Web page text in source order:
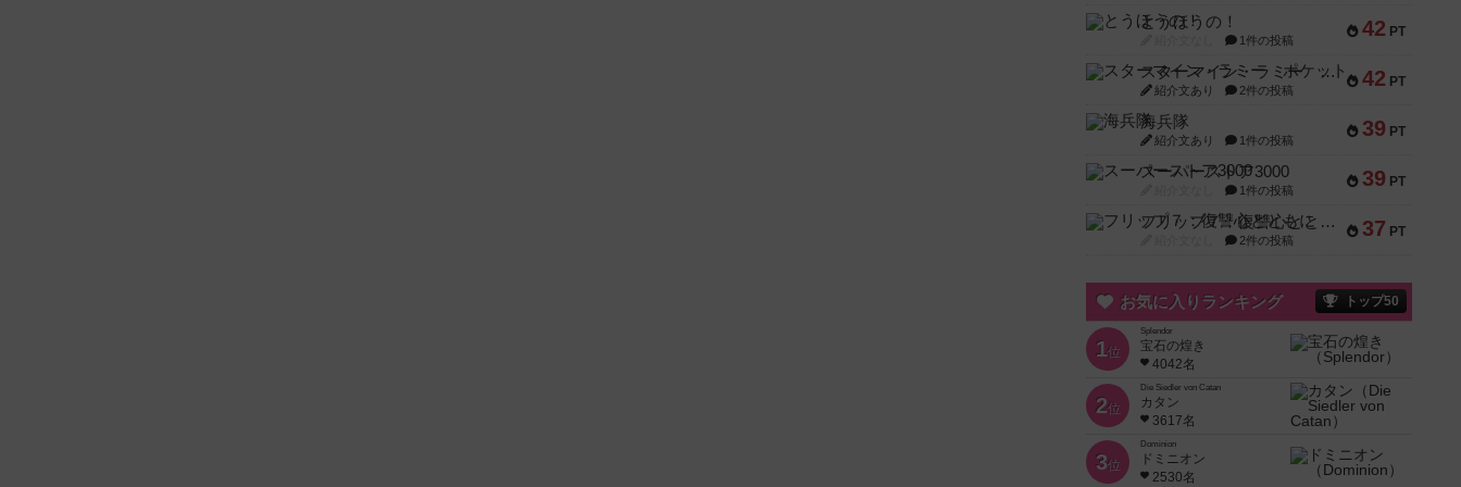
42 PT
とうほうの！
1件の投稿
42 PT
スターマイン・ラミー ポケット
紹介文あり 2件の投稿
39 PT
海兵隊
紹介文あり 1件の投稿
39 PT
スーパーストア3000
1件の投稿
37 PT
フリップ７：復讐心とともに
2件の投稿
お気に入りランキング トップ50
1位
Splendor
宝石の煌き
4042名
2位
Die Siedler von Catan
カタン
3617名
3位
Dominion
ドミニオン
2530名